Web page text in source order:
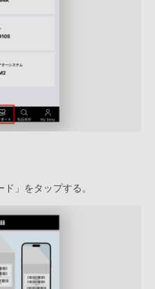
」をタップする。